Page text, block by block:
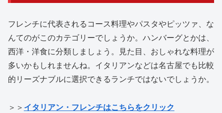
フレンチに代表されるコース料理やパスタやピッツァ、な
んてのがこのカテゴリーでしょうか。ハンバーグとかは、
西洋・洋食に分類しましょう。見た目、おしゃれな料理が
多いかもしれませんね。イタリアンなどは名古屋でも比較
的リーズナブルに選択できるランチではないでしょうか。
＞＞ イタリアン・フレンチはこちらをクリック